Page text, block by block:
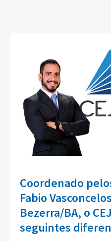
Coordenado
Fabio
Bezerra/BA, o
seguintes